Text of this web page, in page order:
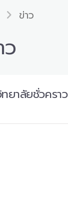
ข่าว
ยาลัยชั่วค